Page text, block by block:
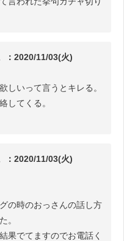
：2020/11/03(火)
しいって言うとキレる。
してくる。
：2020/11/03(火)
の時のおっさんの話し方
。
果でてますのでお電話く